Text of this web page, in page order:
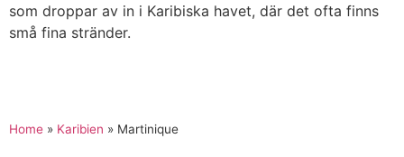
som droppar av in i Karibiska havet, där det ofta finns
små fina stränder.
Home » Karibien » Martinique